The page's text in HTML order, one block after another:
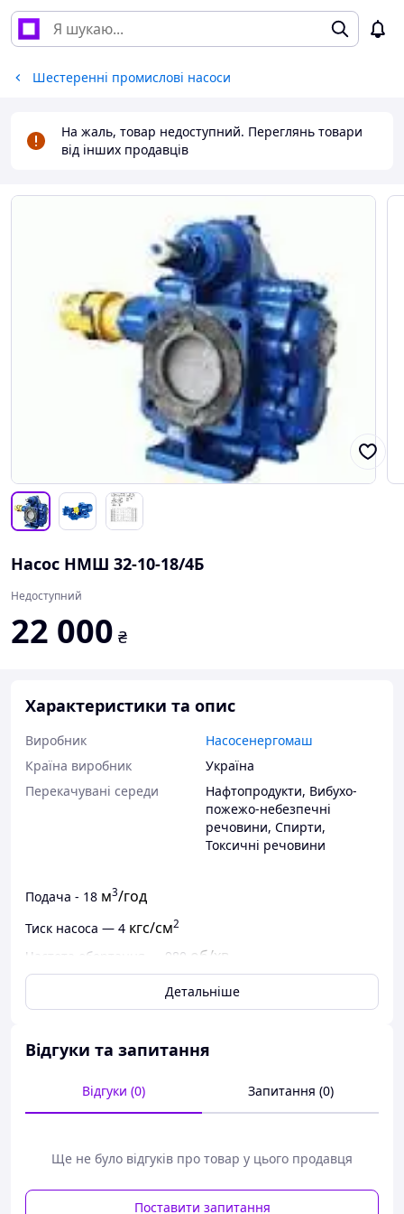
Шестеренні промислові насоси
На жаль, товар недоступний. Переглянь товари
від інших продавців
Насос НМШ 32-10-18/4Б
Недоступний
22 000 ₴
Характеристики та опис
Виробник
Насосенергомаш
Країна виробник
Україна
Перекачувані середи
Нафтопродукти, Вибухо-
пожежо-небезпечні
речовини, Спирти,
Токсичні речовини
Подача - 18 м3/год
Тиск насоса — 4 кгс/см2
Частота обертання — 980 об/хв
Потужність двигуна — 5.5-7.5кВт
Вакууметрична висота всмоктування — 5 м
ККД насоса в агрегаті не менш ніж 52%
Маса агрегату 207 кг
Умовне позначення електронасосних агрегатів:
Детальніше
Відгуки та запитання
Відгуки (0) Запитання (0)
Ще не було відгуків про товар у цього продавця
Поставити запитання